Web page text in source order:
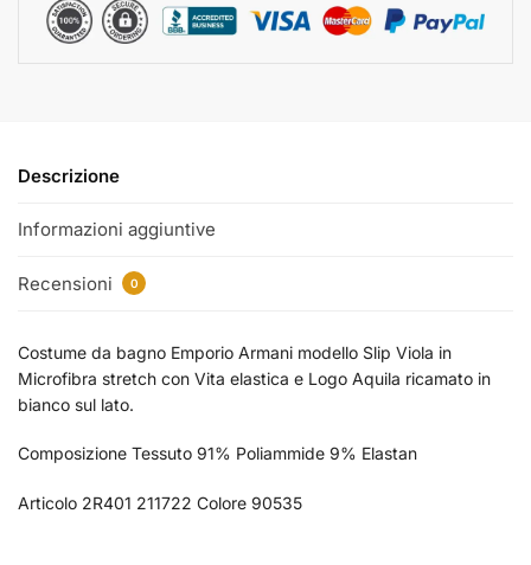
Descrizione
Informazioni aggiuntive
Recensioni 0
Costume da bagno Emporio Armani modello Slip Viola in
Microfibra stretch con Vita elastica e Logo Aquila ricamato in
bianco sul lato.
Composizione Tessuto 91% Poliammide 9% Elastan
Articolo 2R401 211722 Colore 90535